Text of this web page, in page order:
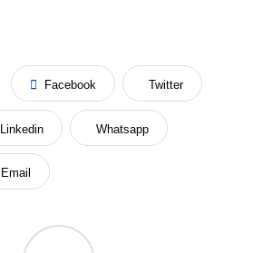
Facebook Twitter
Linkedin Whatsapp
Email